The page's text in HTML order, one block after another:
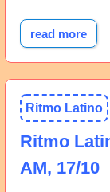
read more
Ritmo Latino
Ritmo
AM, 17/10